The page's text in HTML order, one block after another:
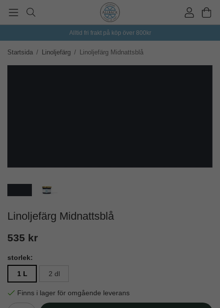
Alltid fri frakt på köp över 800kr
Startsida / Linoljefärg / Linoljefärg Midnattsblå
Linoljefärg Midnattsblå
535 kr
storlek:
1 L 2 dl
Finns i lager för omgående leverans